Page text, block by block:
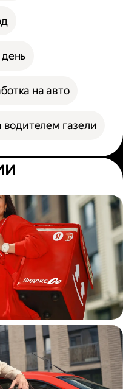
на авто
водителем газели